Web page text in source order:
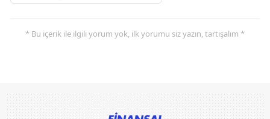
* Bu içerik ile ilgili yorum yok, ilk yorumu siz yazın, tartışalım *